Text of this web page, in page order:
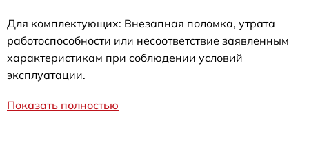
Для комплектующих: Внезапная поломка, утрата
работоспособности или несоответствие заявленным
характеристикам при соблюдении условий
эксплуатации.
Показать полностью